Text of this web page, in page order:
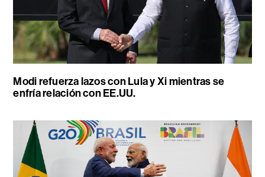
Modi refuerza lazos con Lula y Xi mientras se
enfría relación con EE.UU.